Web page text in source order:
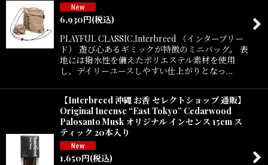
6,930円(税込)
PLAYFUL CLASSIC.Interbreed （インターブリー
ド） 遊び心あるギミックが特徴のミニバッグ。 表
地には撥水性を備えたポリエステル素材を使用
し、デイリーユースしやすい仕上がりとなっ…
【Interbreed 沖縄 お香 セレクトショップ 通販】
Original Incense “East Tokyo” Cedarwood
Palosanto Musk オリジナル インセンス 15cm ス
ティック 20本入り
1,650円(税込)